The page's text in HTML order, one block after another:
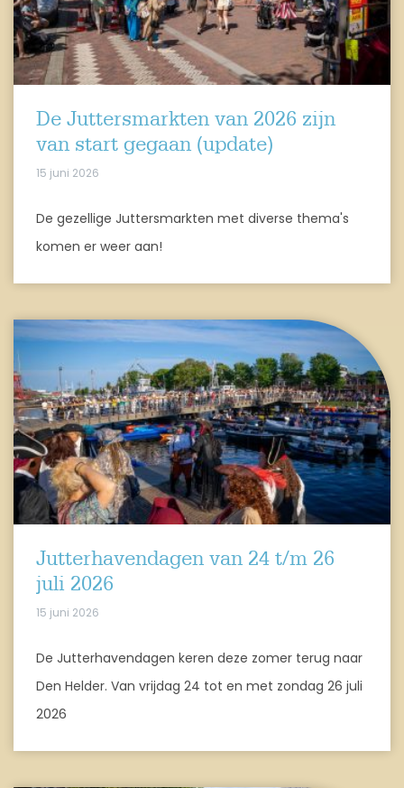
De Juttersmarkten van 2026 zijn
van start gegaan (update)
15 juni 2026
De gezellige Juttersmarkten met diverse thema's
komen er weer aan!
Jutterhavendagen van 24 t/m 26
juli 2026
15 juni 2026
De Jutterhavendagen keren deze zomer terug naar
Den Helder. Van vrijdag 24 tot en met zondag 26 juli
2026